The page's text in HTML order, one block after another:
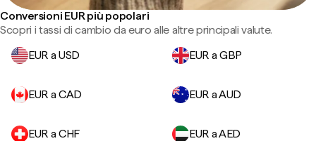
Conversioni EUR più popolari
Scopri i tassi di cambio da euro alle altre principali valute.
EUR a USD
EUR a GBP
EUR a CAD EUR a AUD
EUR a CHF EUR a AED